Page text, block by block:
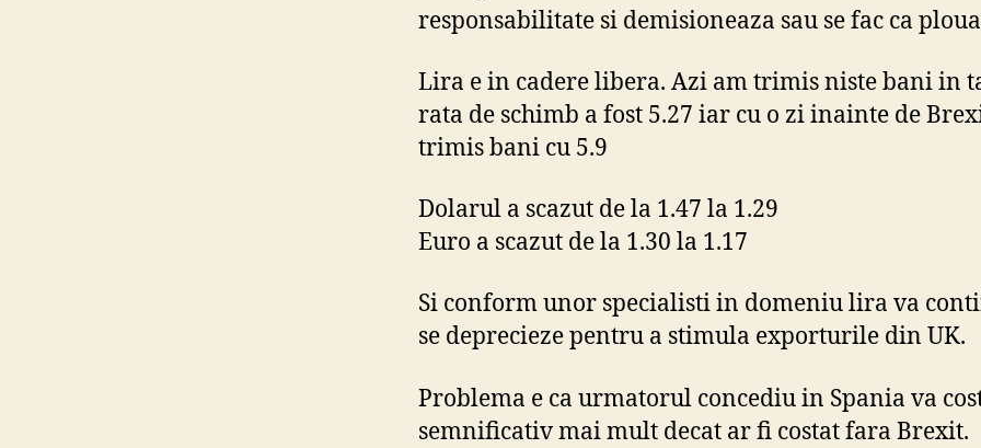
responsabilitate si demisioneaza sau se fac ca ploua
Lira e in cadere libera. Azi am trimis niste bani in
rata de schimb a fost 5.27 iar cu o zi inainte de
trimis bani cu 5.9
Dolarul a scazut de la 1.47 la 1.29
Euro a scazut de la 1.30 la 1.17
Si conform unor specialisti in domeniu lira va
se deprecieze pentru a stimula exporturile din UK.
Problema e ca urmatorul concediu in Spania va
semnificativ mai mult decat ar fi costat fara Brexit.